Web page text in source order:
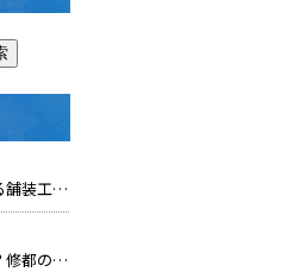
未経験からでも始められる舗装工事の仕事｜修都の仕事内容を紹介
ついに利用者が出るかも？修都の「自分時間休暇制度」を紹介します